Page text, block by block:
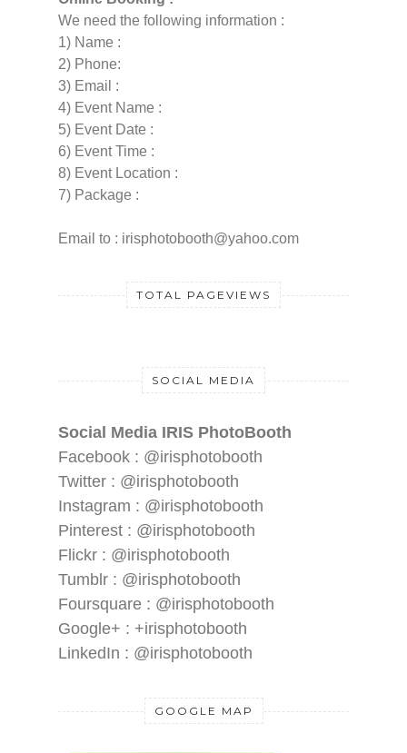
We need the following information :
1) Name :
2) Phone:
3) Email :
4) Event Name :
5) Event Date :
6) Event Time :
8) Event Location :
7) Package :
Email to : irisphotobooth@yahoo.com
TOTAL PAGEVIEWS
SOCIAL MEDIA
Social Media IRIS PhotoBooth
Facebook : @irisphotobooth
Twitter : @irisphotobooth
Instagram : @irisphotobooth
Pinterest : @irisphotobooth
Flickr : @irisphotobooth
Tumblr : @irisphotobooth
Foursquare : @irisphotobooth
Google+ : +irisphotobooth
LinkedIn : @irisphotobooth
GOOGLE MAP